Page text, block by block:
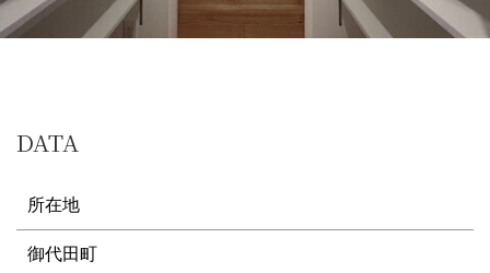
DATA
所在地
御代田町